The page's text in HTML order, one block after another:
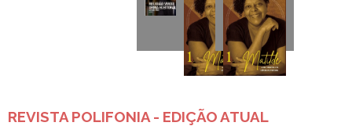
REVISTA POLIFONIA - EDIÇÃO ATUAL